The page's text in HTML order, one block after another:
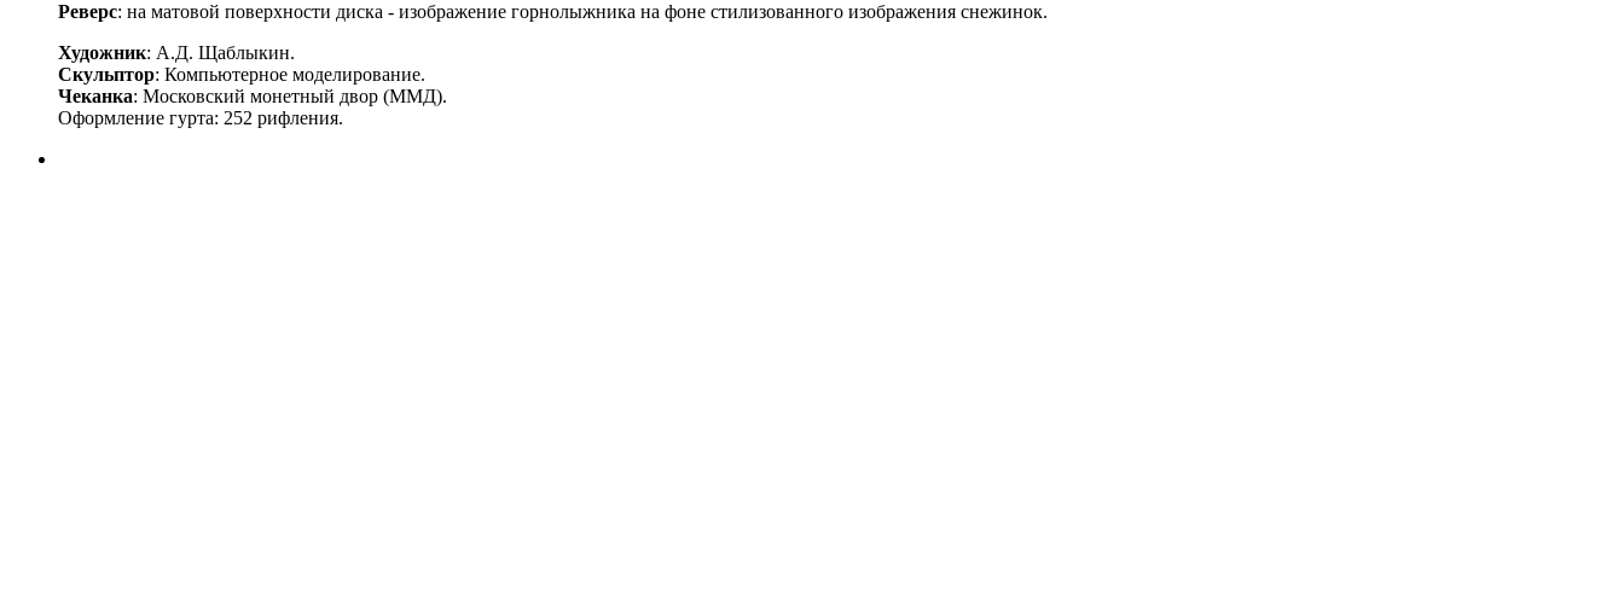
Реверс: на матовой поверхности диска - изображение горнолыжника на фоне стилизованного изображения снежинок.
Художник: А.Д. Щаблыкин.
Скульптор: Компьютерное моделирование.
Чеканка: Московский монетный двор (ММД).
Оформление гурта: 252 рифления.